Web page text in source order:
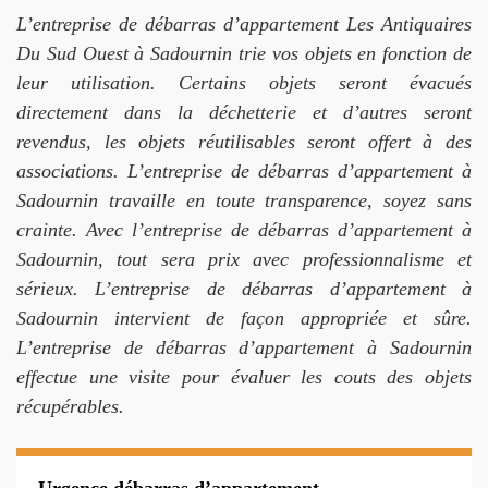
L’entreprise de débarras d’appartement Les Antiquaires
Du Sud Ouest à Sadournin trie vos objets en fonction de
leur utilisation. Certains objets seront évacués
directement dans la déchetterie et d’autres seront
revendus, les objets réutilisables seront offert à des
associations. L’entreprise de débarras d’appartement à
Sadournin travaille en toute transparence, soyez sans
crainte. Avec l’entreprise de débarras d’appartement à
Sadournin, tout sera prix avec professionnalisme et
sérieux. L’entreprise de débarras d’appartement à
Sadournin intervient de façon appropriée et sûre.
L’entreprise de débarras d’appartement à Sadournin
effectue une visite pour évaluer les couts des objets
récupérables.